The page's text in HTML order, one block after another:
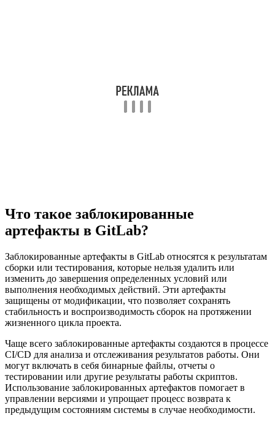
Что такое заблокированные
артефакты в GitLab?
Заблокированные артефакты в GitLab относятся к результатам
сборки или тестирования, которые нельзя удалить или
изменить до завершения определенных условий или
выполнения необходимых действий. Эти артефакты
защищены от модификации, что позволяет сохранять
стабильность и воспроизводимость сборок на протяжении
жизненного цикла проекта.
Чаще всего заблокированные артефакты создаются в процессе
CI/CD для анализа и отслеживания результатов работы. Они
могут включать в себя бинарные файлы, отчеты о
тестировании или другие результаты работы скриптов.
Использование заблокированных артефактов помогает в
управлении версиями и упрощает процесс возврата к
предыдущим состояниям системы в случае необходимости.